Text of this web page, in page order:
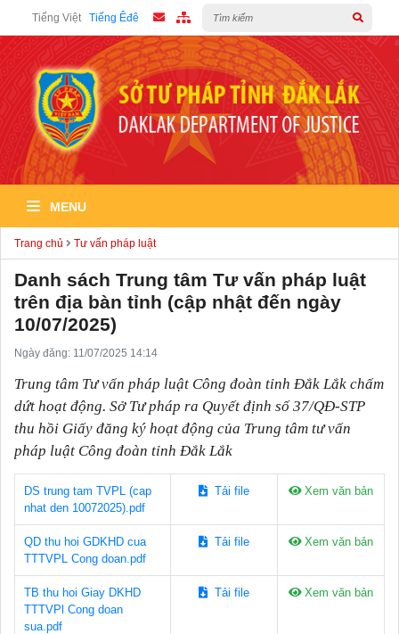
Tiếng Việt Tiếng Êđê
MENU
Trang chủ Tư vấn pháp luật
Danh sách Trung tâm Tư vấn pháp luật
trên địa bàn tỉnh (cập nhật đến ngày
10/07/2025)
Ngày đăng: 11/07/2025 14:14
Trung tâm Tư vấn pháp luật Công đoàn tỉnh Đắk Lắk chấm
dứt hoạt động. Sở Tư pháp ra Quyết định số 37/QĐ-STP
thu hồi Giấy đăng ký hoạt động của Trung tâm tư vấn
pháp luật Công đoàn tỉnh Đắk Lắk
DS trung tam TVPL (cap
nhat den 10072025).pdf
Tải file Xem văn bản
QD thu hoi GDKHD cua
TTTVPL Cong doan.pdf
Tải file Xem văn bản
TB thu hoi Giay DKHD
TTTVPl Cong doan
sua.pdf
Tải file Xem văn bản